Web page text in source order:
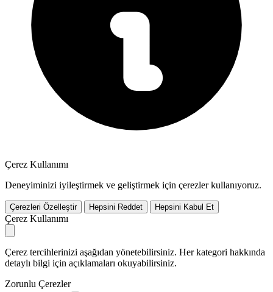
Çerez Kullanımı
Deneyiminizi iyileştirmek ve geliştirmek için çerezler kullanıyoruz.
Çerezleri Özelleştir Hepsini Reddet Hepsini Kabul Et
Çerez Kullanımı
Çerez tercihlerinizi aşağıdan yönetebilirsiniz. Her kategori hakkında
detaylı bilgi için açıklamaları okuyabilirsiniz.
Zorunlu Çerezler